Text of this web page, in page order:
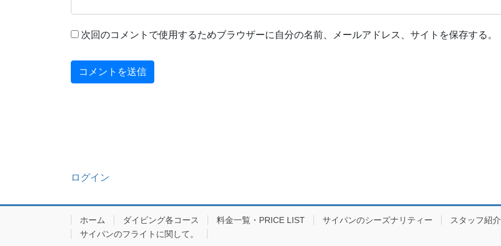
次回のコメントで使用するためブラウザーに自分の名前、メールアドレス、サイトを保存する。
ログイン
ホーム ダイビング各コース 料金一覧・PRICE LIST サイパンのシーズナリティー スタッフ紹介
サイパンのフライトに関して。